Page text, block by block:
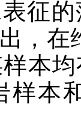
表征
，在
本
样本